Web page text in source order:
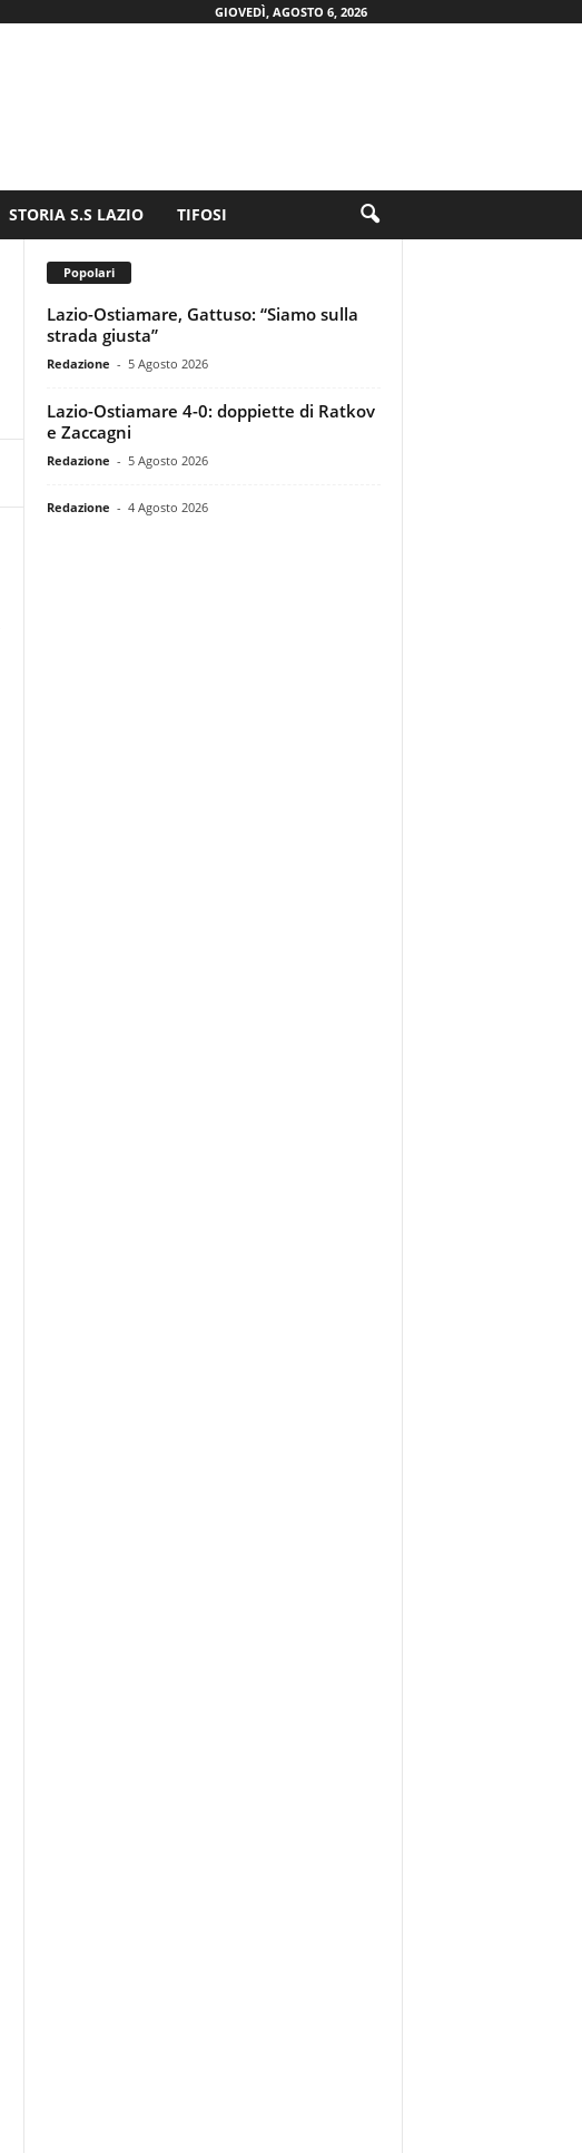
GIOVEDÌ, AGOSTO 6, 2026
STORIA S.S LAZIO TIFOSI
Popolari
Lazio-Ostiamare, Gattuso: “Siamo sulla
strada giusta”
Redazione - 5 Agosto 2026
Lazio-Ostiamare 4-0: doppiette di Ratkov
e Zaccagni
Redazione - 5 Agosto 2026
Redazione - 4 Agosto 2026